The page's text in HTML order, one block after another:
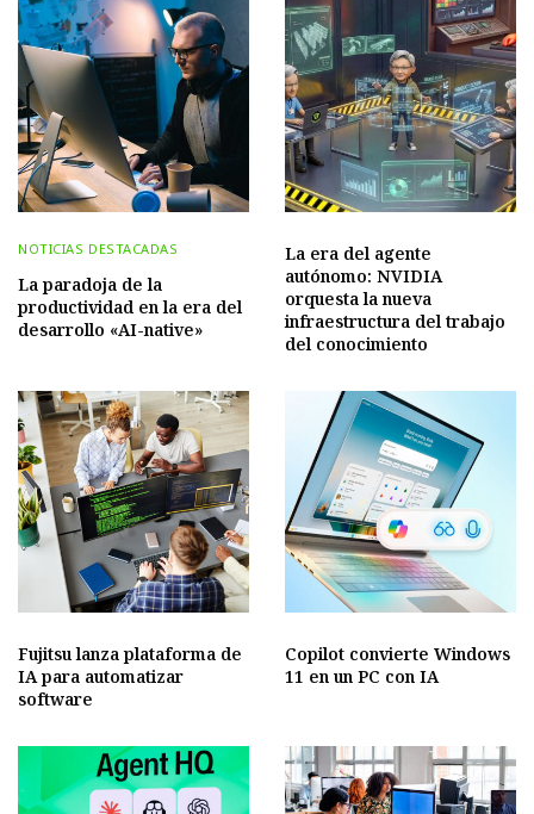
NOTICIAS DESTACADAS
La paradoja de la
productividad en la era del
desarrollo «AI-native»
La era del agente
autónomo: NVIDIA
orquesta la nueva
infraestructura del trabajo
del conocimiento
Fujitsu lanza plataforma de
IA para automatizar
software
Copilot convierte Windows
11 en un PC con IA